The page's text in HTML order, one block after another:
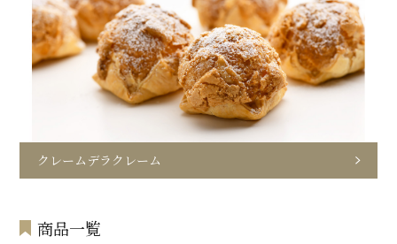
クレームデラクレーム
商品一覧